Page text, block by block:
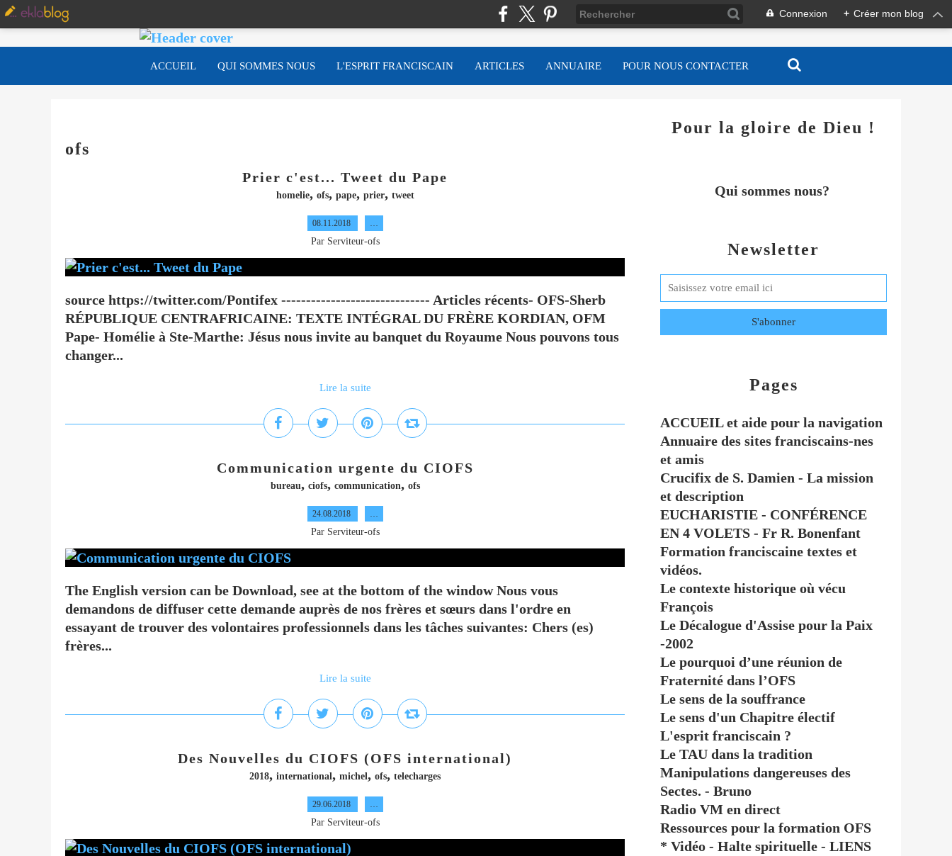
Connexion + Créer mon blog
ACCUEIL QUI SOMMES NOUS L'ESPRIT FRANCISCAIN ARTICLES ANNUAIRE POUR NOUS CONTACTER
ofs
Prier c'est... Tweet du Pape
homelie, ofs, pape, prier, tweet
08.11.2018 …
Par Serviteur-ofs
source https://twitter.com/Pontifex ------------------------------ Articles récents- OFS-Sherb
RÉPUBLIQUE CENTRAFRICAINE: TEXTE INTÉGRAL DU FRÈRE KORDIAN, OFM
Pape- Homélie à Ste-Marthe: Jésus nous invite au banquet du Royaume Nous pouvons tous
changer...
Lire la suite
Communication urgente du CIOFS
bureau, ciofs, communication, ofs
24.08.2018 …
Par Serviteur-ofs
The English version can be Download, see at the bottom of the window Nous vous
demandons de diffuser cette demande auprès de nos frères et sœurs dans l'ordre en
essayant de trouver des volontaires professionnels dans les tâches suivantes: Chers (es)
frères...
Lire la suite
Des Nouvelles du CIOFS (OFS international)
2018, international, michel, ofs, telecharges
29.06.2018 …
Par Serviteur-ofs
Newsletter
Pages
ACCUEIL et aide pour la navigation
Annuaire des sites franciscains-nes
et amis
Crucifix de S. Damien - La mission
et description
EUCHARISTIE - CONFÉRENCE
EN 4 VOLETS - Fr R. Bonenfant
Formation franciscaine textes et
vidéos.
Le contexte historique où vécu
François
Le Décalogue d'Assise pour la Paix
-2002
Le pourquoi d’une réunion de
Fraternité dans l’OFS
Le sens de la souffrance
Le sens d'un Chapitre électif
L'esprit franciscain ?
Le TAU dans la tradition
Manipulations dangereuses des
Sectes. - Bruno
Radio VM en direct
Ressources pour la formation OFS
* Vidéo - Halte spirituelle - LIENS
Pour la gloire de Dieu !
Qui sommes nous?